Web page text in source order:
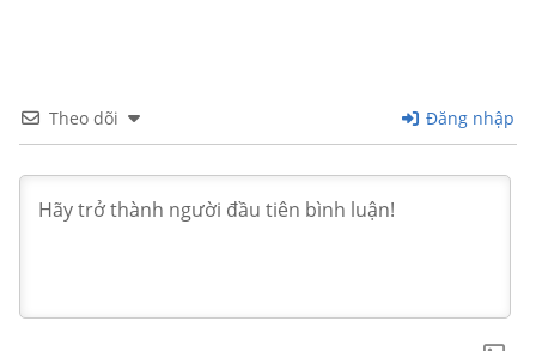
Theo dõi Đăng nhập